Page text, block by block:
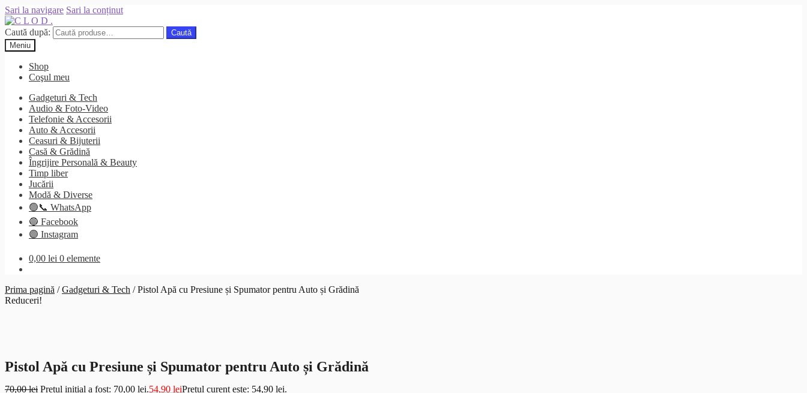
Sari la navigare Sari la conținut
Caută după:
Caută
Meniu
Shop
Coşul meu
Gadgeturi & Tech
Audio & Foto-Video
Telefonie & Accesorii
Auto & Accesorii
Ceasuri & Bijuterii
Casă & Grădină
Îngrijire Personală & Beauty
Timp liber
Jucării
Modă & Diverse
🟢📞 WhatsApp
🔵 Facebook
🟣 Instagram
0,00 lei 0 elemente
Prima pagină /Gadgeturi & Tech /Pistol Apă cu Presiune și Spumator pentru Auto și Grădină
Reduceri!
Pistol Apă cu Presiune și Spumator pentru Auto și Grădină
70,00lei Prețul inițial a fost: 70,00 lei.54,90 leiPrețul curent este: 54,90 lei.